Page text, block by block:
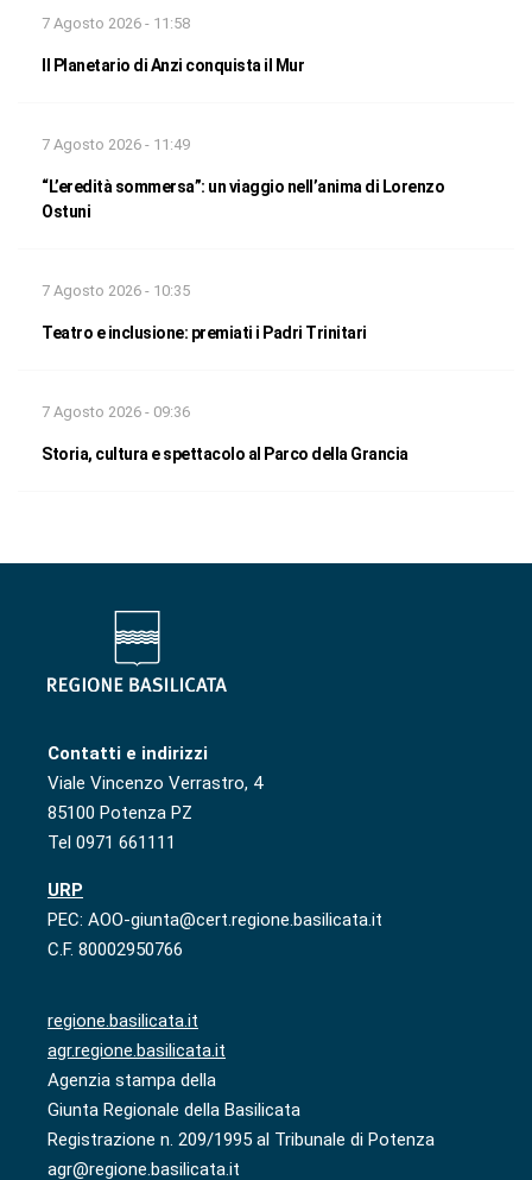
7 Agosto 2026 - 11:58
Il Planetario di Anzi conquista il Mur
7 Agosto 2026 - 11:49
“L’eredità sommersa”: un viaggio nell’anima di Lorenzo
Ostuni
7 Agosto 2026 - 10:35
Teatro e inclusione: premiati i Padri Trinitari
7 Agosto 2026 - 09:36
Storia, cultura e spettacolo al Parco della Grancia
Contatti e indirizzi
Viale Vincenzo Verrastro, 4
85100 Potenza PZ
Tel 0971 661111
URP
PEC: AOO-giunta@cert.regione.basilicata.it
C.F. 80002950766
regione.basilicata.it
agr.regione.basilicata.it
Agenzia stampa della
Giunta Regionale della Basilicata
Registrazione n. 209/1995 al Tribunale di Potenza
agr@regione.basilicata.it